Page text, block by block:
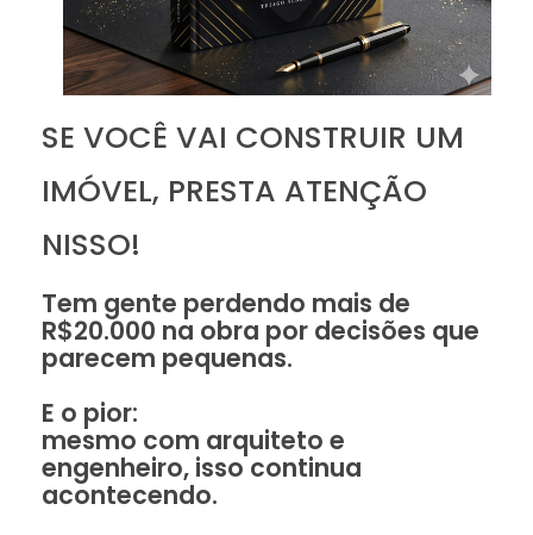
SE VOCÊ VAI CONSTRUIR UM
IMÓVEL, PRESTA ATENÇÃO
NISSO!
Tem gente perdendo mais de
R$20.000 na obra por decisões que
parecem pequenas.
E o pior:
mesmo com arquiteto e
engenheiro, isso continua
acontecendo.